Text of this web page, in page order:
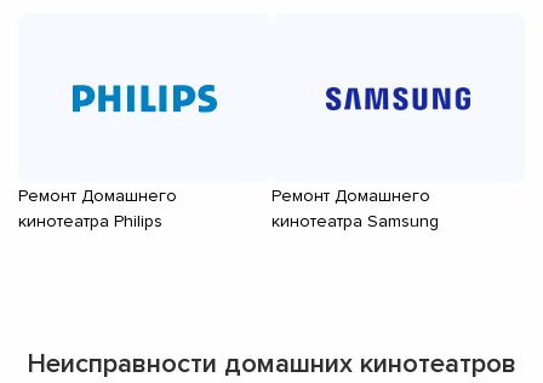
Ремонт Домашнего
кинотеатра Philips
Ремонт Домашнего
кинотеатра Samsung
Неисправности домашних кинотеатров